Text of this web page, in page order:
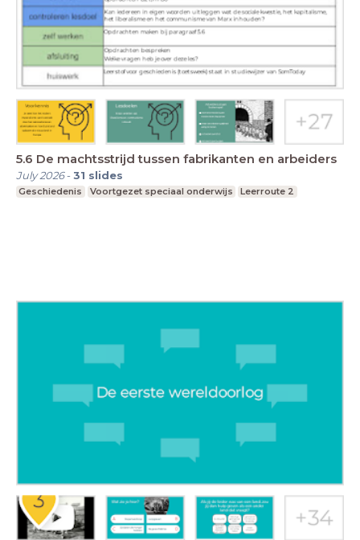
5.6 De machtsstrijd tussen fabrikanten en arbeiders
July 2026-31 slides
Geschiedenis Voortgezet speciaal onderwijs Leerroute 2